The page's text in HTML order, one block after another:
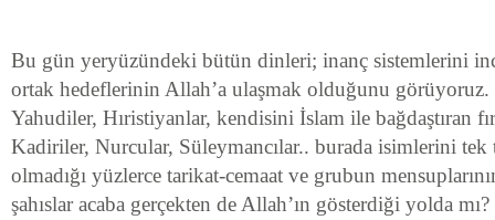
Bu gün yeryüzündeki bütün dinleri; inanç sistemlerini
ortak hedeflerinin Allah’a ulaşmak olduğunu
Yahudiler, Hıristiyanlar, kendisini İslam ile bağdaştıran
Kadiriler, Nurcular, Süleymancılar.. burada isimlerini tek
olmadığı yüzlerce tarikat-cemaat ve grubun
şahıslar acaba gerçekten de Allah’ın gösterdiği yolda